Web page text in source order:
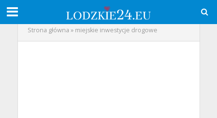
Strona główna » miejskie inwestycje drogowe